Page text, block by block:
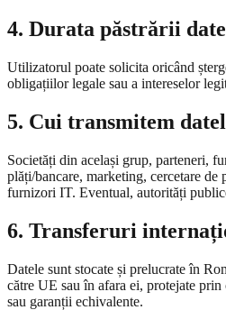
4. Durata păstrării
Utilizatorul poate solicita oricând
obligațiilor legale sau a intereselor
5. Cui transmitem
Societăți din același grup, parteneri,
plăți/bancare, marketing, cercetare de
furnizori IT. Eventual, autorități
6. Transferuri
Datele sunt stocate și prelucrate în
către UE sau în afara ei, protejate prin
sau garanții echivalente.